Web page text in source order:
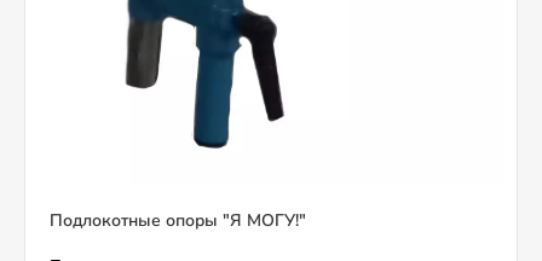
Подлокотные опоры "Я МОГУ!"